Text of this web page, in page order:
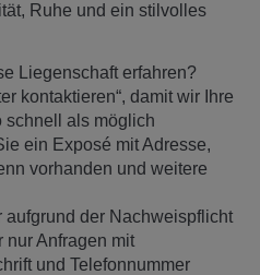
Ruhe und ein stilvolles
Liegenschaft erfahren?
kontaktieren“, damit wir Ihre
schnell als möglich
ein Exposé mit Adresse,
vorhanden und weitere
aufgrund der Nachweispflicht
nur Anfragen mit
und Telefonnummer